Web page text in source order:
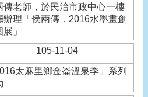
傳老師，於民治市政中心一樓
辦理「侯兩傳．2016水墨畫創
」
105-11-04
太麻里鄉金崙溫泉季」系列